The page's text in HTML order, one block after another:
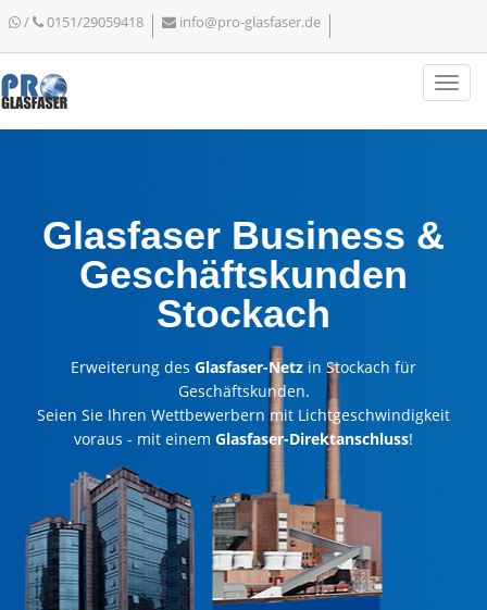
/ 0151/29059418 info@pro-glasfaser.de
Glasfaser Business &
Geschäftskunden
Stockach
Erweiterung des Glasfaser-Netz in Stockach für
Geschäftskunden.
Seien Sie Ihren Wettbewerbern mit Lichtgeschwindigkeit
voraus - mit einem Glasfaser-Direktanschluss!